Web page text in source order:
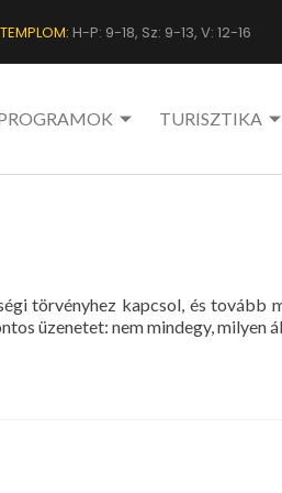
TEMPLOM: H-P: 9-18, Sz: 9-13, V: 12-16
TURISZTIKA
törvényhez kapcsol, és
üzenetet: nem mindegy,